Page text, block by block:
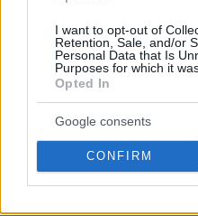
I want to opt-out of
Retention, Sale, and/or
Personal Data that Is
Purposes for which it
Opted In
Google consents
CONFIRM
ΤΙΤΛΟΣ Προμήθεια
TED